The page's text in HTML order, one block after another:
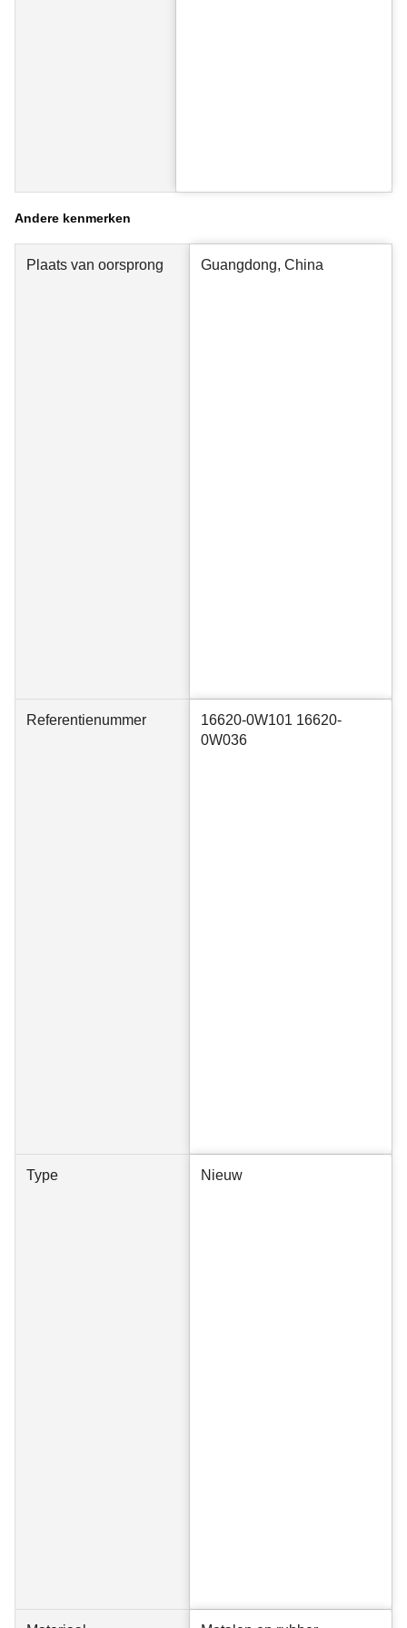
Andere kenmerken
Plaats van oorsprong Guangdong, China
Referentienummer
16620-0W101 16620-
0W036
Type Nieuw